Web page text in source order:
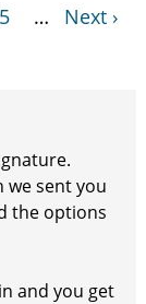
…
Next ›
we sent you
the options
and you get